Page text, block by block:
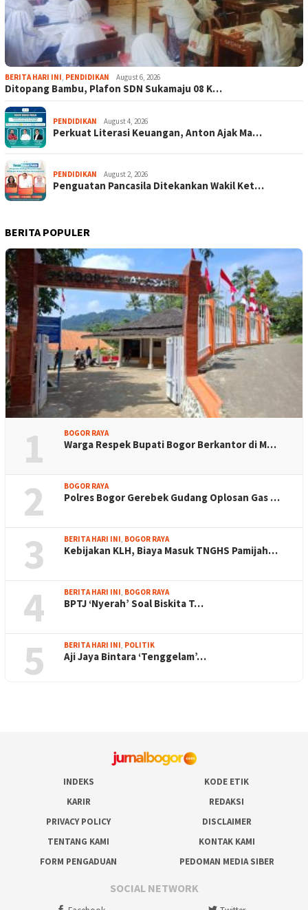
BERITA HARI INI, PENDIDIKAN August 6, 2026
Ditopang Bambu, Plafon SDN Sukamaju 08 K…
PENDIDIKAN August 4, 2026
Perkuat Literasi Keuangan, Anton Ajak Ma…
PENDIDIKAN August 2, 2026
Penguatan Pancasila Ditekankan Wakil Ket…
BERITA POPULER
1 BOGOR RAYA
Warga Respek Bupati Bogor Berkantor di M…
2 BOGOR RAYA
Polres Bogor Gerebek Gudang Oplosan Gas …
3 BERITA HARI INI BOGOR RAYA
Kebijakan KLH, Biaya Masuk TNGHS Pamijah…
4 BERITA HARI INI BOGOR RAYA
BPTJ ‘Nyerah’ Soal Biskita T…
5 BERITA HARI INI POLITIK
Aji Jaya Bintara ‘Tenggelam’…
INDEKS
KODE ETIK
KARIR
REDAKSI
PRIVACY POLICY
DISCLAIMER
TENTANG KAMI
KONTAK KAMI
FORM PENGADUAN
PEDOMAN MEDIA SIBER
SOCIAL NETWORK